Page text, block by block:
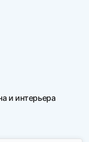
и интерьера